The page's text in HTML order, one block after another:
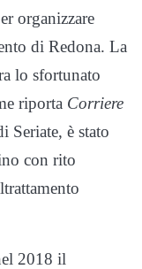
organizzare
di Redona. La
lo sfortunato
riporta Corriere
Seriate, è stato
con rito
2018 il